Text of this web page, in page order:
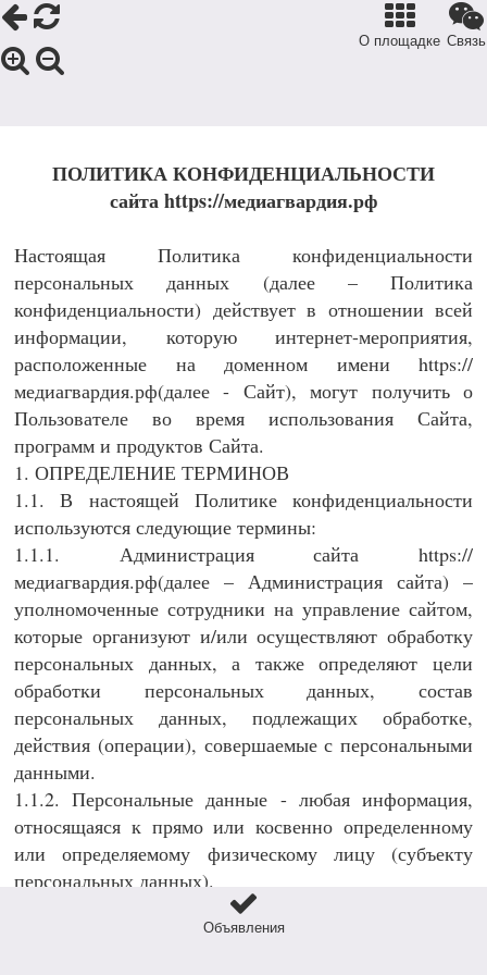
О площадке Связь
ПОЛИТИКА КОНФИДЕНЦИАЛЬНОСТИ
сайта https://медиагвардия.рф
Настоящая Политика конфиденциальности
персональных данных (далее – Политика
конфиденциальности) действует в отношении всей
информации, которую интернет-мероприятия,
расположенные на доменном имени https://
медиагвардия.рф(далее - Сайт), могут получить о
Пользователе во время использования Сайта,
программ и продуктов Сайта.
1. ОПРЕДЕЛЕНИЕ ТЕРМИНОВ
1.1. В настоящей Политике конфиденциальности
используются следующие термины:
1.1.1. Администрация сайта https://
медиагвардия.рф(далее – Администрация сайта) –
уполномоченные сотрудники на управление сайтом,
которые организуют и/или осуществляют обработку
персональных данных, а также определяют цели
обработки персональных данных, состав
персональных данных, подлежащих обработке,
действия (операции), совершаемые с персональными
данными.
1.1.2. Персональные данные - любая информация,
относящаяся к прямо или косвенно определенному
или определяемому физическому лицу (субъекту
персональных данных).
1.1.3. Обработка персональных данных - любое
действие (операция) или совокупность действий
Объявления